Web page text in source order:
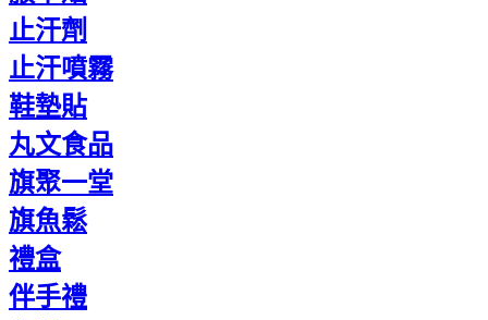
止汗劑
止汗噴霧
鞋墊貼
丸文食品
旗聚一堂
旗魚鬆
禮盒
伴手禮